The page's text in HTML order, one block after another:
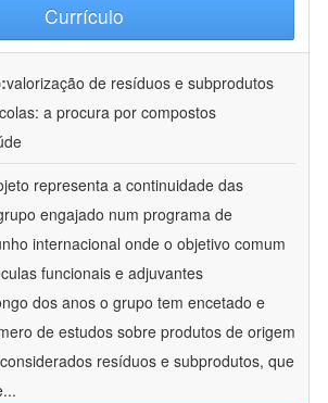
Currículo
valorização de resíduos e subprodutos
a procura por compostos
representa a continuidade das
engajado num programa de
internacional onde o objetivo comum
funcionais e adjuvantes
dos anos o grupo tem encetado e
de estudos sobre produtos de origem
resíduos e subprodutos, que
...